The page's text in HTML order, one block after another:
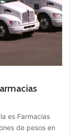
es Farmacias
de pesos en